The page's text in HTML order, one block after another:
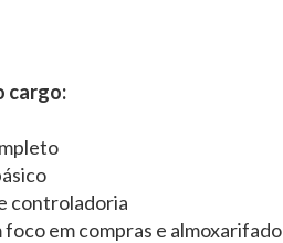
cargo:
controladoria
em compras e almoxarifado